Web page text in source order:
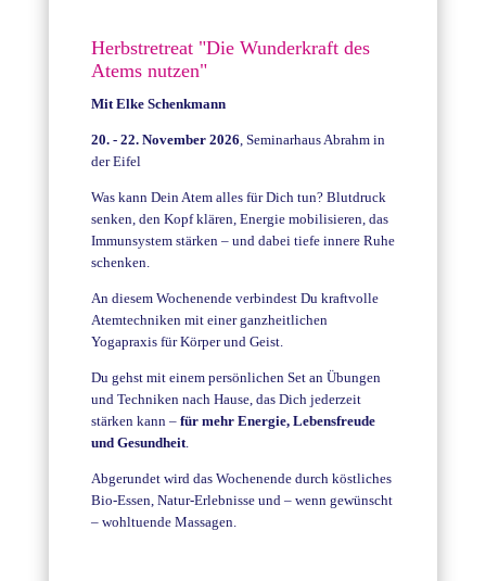
Herbstretreat "Die Wunderkraft des
Atems nutzen"
Mit Elke Schenkmann
20. - 22. November 2026 , Seminarhaus Abrahm in
der Eifel
Was kann Dein Atem alles für Dich tun? Blutdruck
senken, den Kopf klären, Energie mobilisieren, das
Immunsystem stärken – und dabei tiefe innere Ruhe
schenken.
An diesem Wochenende verbindest Du kraftvolle
Atemtechniken mit einer ganzheitlichen
Yogapraxis für Körper und Geist.
Du gehst mit einem persönlichen Set an Übungen
und Techniken nach Hause, das Dich jederzeit
stärken kann – für mehr Energie, Lebensfreude
und Gesundheit.
Abgerundet wird das Wochenende durch köstliches
Bio-Essen, Natur-Erlebnisse und – wenn gewünscht
– wohltuende Massagen.